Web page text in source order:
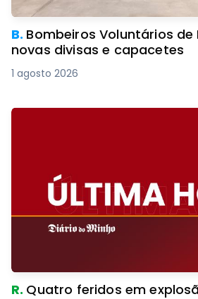
B. Bombeiros Voluntários
novas divisas e capacetes
1 agosto 2026
R. Quatro feridos em